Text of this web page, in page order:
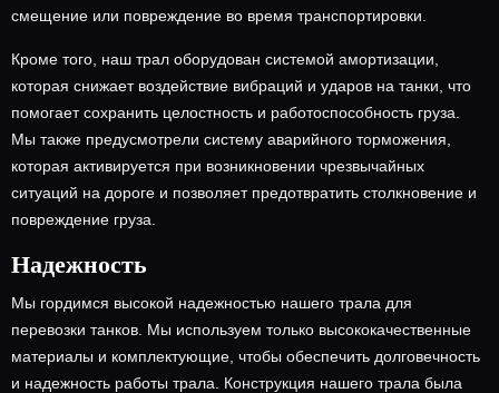
смещение или повреждение во время транспортировки.
Кроме того, наш трал оборудован системой амортизации,
которая снижает воздействие вибраций и ударов на танки, что
помогает сохранить целостность и работоспособность груза.
Мы также предусмотрели систему аварийного торможения,
которая активируется при возникновении чрезвычайных
ситуаций на дороге и позволяет предотвратить столкновение и
повреждение груза.
Надежность
Мы гордимся высокой надежностью нашего трала для
перевозки танков. Мы используем только высококачественные
материалы и комплектующие, чтобы обеспечить долговечность
и надежность работы трала. Конструкция нашего трала была